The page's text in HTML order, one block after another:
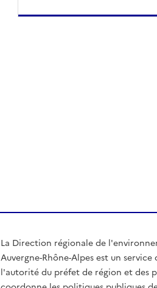
La Direction régionale de
Auvergne-Rhône-Alpes est un
l'autorité du préfet de région et des